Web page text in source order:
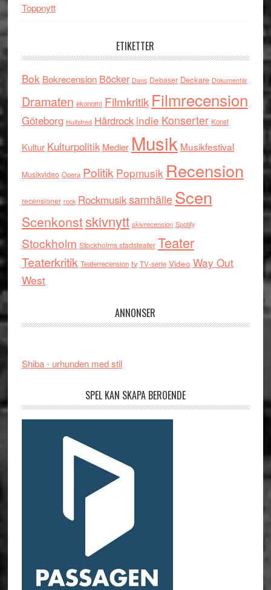
Toppnytt
ETIKETTER
Bok Bokrecension Böcker Dans Debaser Deckare Dokumentär
Dramaten ekonomi Filmkritik Filmrecension
Göteborg Hultsfred Hårdrock indie Konserter Konst
Kultur Kulturpolitik Medier Musik Musikfestival
Musikvideo Opera Politik Popmusik Recension
recensioner rock RockmusiksamhälleScen
Scenkonstskivnytt skivrecension Spotify
Stockholm Stockholms stadsteater Teater
Teaterkritik Teaterrecension tv TV-serie Video Way Out
West
ANNONSER
Shiba - urhunden med stil
SPEL KAN SKAPA BEROENDE